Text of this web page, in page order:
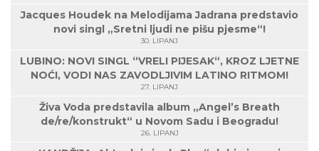
Jacques Houdek na Melodijama Jadrana predstavio
novi singl „Sretni ljudi ne pišu pjesme“!
30. LIPANJ
LUBINO: NOVI SINGL “VRELI PIJESAK“, KROZ LJETNE
NOĆI, VODI NAS ZAVODLJIVIM LATINO RITMOM!
27. LIPANJ
Živa Voda predstavila album „Angel’s Breath
de/re/konstrukt“ u Novom Sadu i Beogradu!
26. LIPANJ